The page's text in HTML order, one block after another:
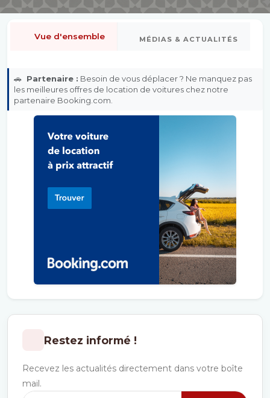
Vue d'ensemble MÉDIAS & ACTUALITÉS
🚗 Partenaire : Besoin de vous déplacer ? Ne manquez pas
les meilleures offres de location de voitures chez notre
partenaire Booking.com.
Restez informé !
Recevez les actualités directement dans votre boîte
mail.